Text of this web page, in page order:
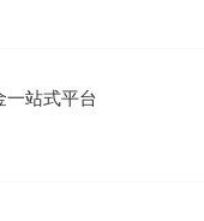
一站式平台